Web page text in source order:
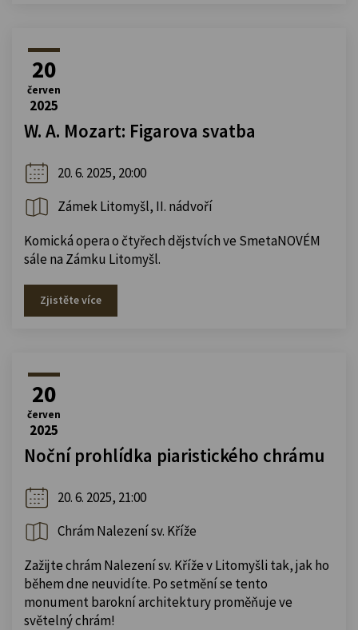
20
červen
2025
W. A. Mozart: Figarova svatba
20. 6. 2025, 20:00
Zámek Litomyšl, II. nádvoří
Komická opera o čtyřech dějstvích ve SmetaNOVÉM
sále na Zámku Litomyšl.
Zjistěte více
20
červen
2025
Noční prohlídka piaristického chrámu
20. 6. 2025, 21:00
Chrám Nalezení sv. Kříže
Zažijte chrám Nalezení sv. Kříže v Litomyšli tak, jak ho
během dne neuvidíte. Po setmění se tento
monument barokní architektury proměňuje ve
světelný chrám!